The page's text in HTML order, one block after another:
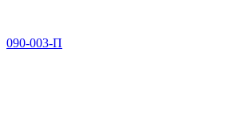
090-003-П